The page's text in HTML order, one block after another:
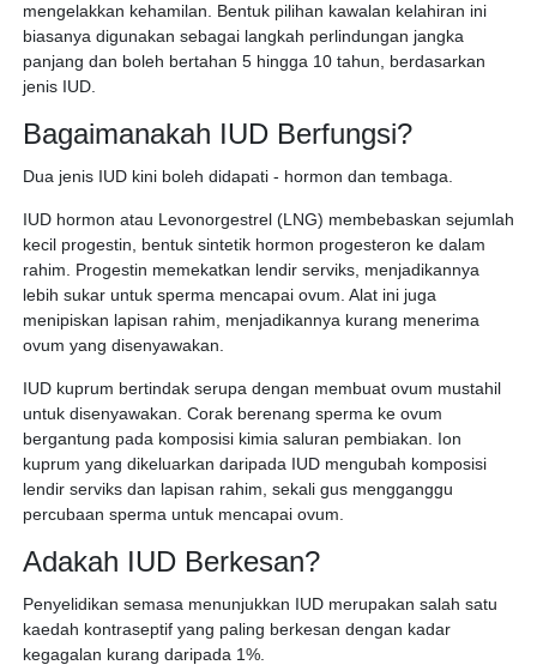
mengelakkan kehamilan. Bentuk pilihan kawalan kelahiran ini
biasanya digunakan sebagai langkah perlindungan jangka
panjang dan boleh bertahan 5 hingga 10 tahun, berdasarkan
jenis IUD.
Bagaimanakah IUD Berfungsi?
Dua jenis IUD kini boleh didapati - hormon dan tembaga.
IUD hormon atau Levonorgestrel (LNG) membebaskan sejumlah
kecil progestin, bentuk sintetik hormon progesteron ke dalam
rahim. Progestin memekatkan lendir serviks, menjadikannya
lebih sukar untuk sperma mencapai ovum. Alat ini juga
menipiskan lapisan rahim, menjadikannya kurang menerima
ovum yang disenyawakan.
IUD kuprum bertindak serupa dengan membuat ovum mustahil
untuk disenyawakan. Corak berenang sperma ke ovum
bergantung pada komposisi kimia saluran pembiakan. Ion
kuprum yang dikeluarkan daripada IUD mengubah komposisi
lendir serviks dan lapisan rahim, sekali gus mengganggu
percubaan sperma untuk mencapai ovum.
Adakah IUD Berkesan?
Penyelidikan semasa menunjukkan IUD merupakan salah satu
kaedah kontraseptif yang paling berkesan dengan kadar
kegagalan kurang daripada 1%.